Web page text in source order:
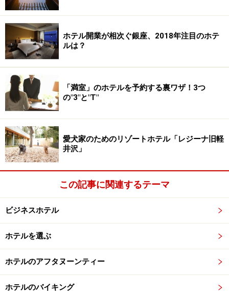
明るい朝食会場
何より明るい開放的なスペースで楽しめるのは魅力で
す。
東横インオフィシャルサイト朝食紹介
スーパーホテル 充実の健康朝食は嬉しい
ブッフェスタイル
人気のスーパーホテル健康朝食
スーパーホテルは全国に約110店舗展開、「安全、清
潔、ぐっすり眠れる」がコンセプトの人気チェーンで
す。無料朝食は「健康朝食」をテーマに、健康に配慮し
無料朝食なのに嬉しいブッフェスタイル
ホテル開業が相次ぐ銀座、2018年注目のホテ
ルは？
「満室」のホテルを予約する裏ワザ！3つ
の"3"と"T"
愛犬家のためのリゾートホテル「レジーナ旧軽
井沢」
この記事に関連するテーマ
ビジネスホテル
ホテルを選ぶ
ホテルのアフタヌーンティー
ホテルのバイキング